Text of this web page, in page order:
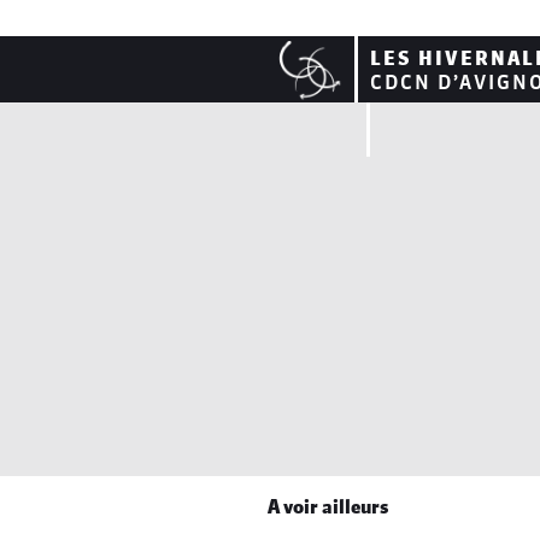
LES
CDCN
A voir ailleurs